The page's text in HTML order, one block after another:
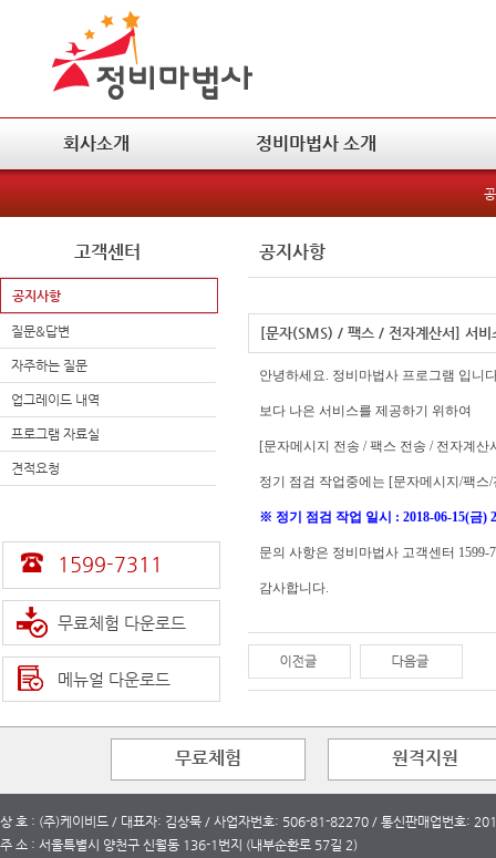
회사소개 정비마법사 소개
고객센터
공지사항
질문&답변
자주하는 질문
업그레이드 내역
프로그램 자료실
견적요청
1599-7311
무료체험 다운로드
메뉴얼 다운로드
공지사항
[문자(SMS) / 팩스 / 전자계산서] 서비
안녕하세요. 정비마법사 프로그램 입니
보다 나은 서비스를 제공하기 위하여
[문자메시지 전송 / 팩스 전송 / 전자계
정기 점검 작업중에는 [문자메시지/팩
※ 정기 점검 작업 일시 : 2018-06-15(금)
문의 사항은 정비마법사 고객센터 1599-
감사합니다.
무료체험 원격지원
상 호 : (주)케이비드 / 대표자: 김상묵 / 사업자번호: 506-81-82270 / 통신판매업번호:
주 소 : 서울특별시 양천구 신월동 136-1번지 (내부순환로 57길 2)